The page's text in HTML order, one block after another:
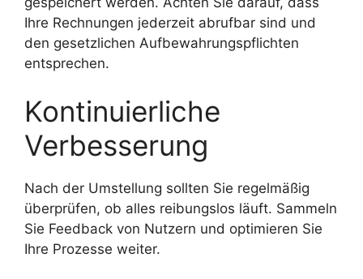
Ihre Rechnungen jederzeit abrufbar sind und
den gesetzlichen Aufbewahrungspflichten
entsprechen.
Kontinuierliche
Verbesserung
Nach der Umstellung sollten Sie regelmäßig
überprüfen, ob alles reibungslos läuft. Sammeln
Sie Feedback von Nutzern und optimieren Sie
Ihre Prozesse weiter.